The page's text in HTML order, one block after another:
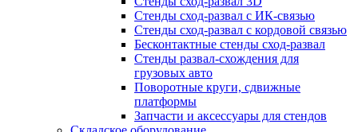
Стенды сход-развал с ИК-связью
Стенды сход-развал с кордовой связью
Бесконтактные стенды сход-развал
Стенды развал-схождения для
грузовых авто
Поворотные круги, сдвижные
платформы
Запчасти и аксессуары для стендов